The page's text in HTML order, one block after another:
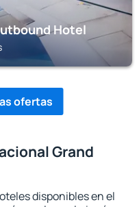
Hotel
ofertas
Grand
disponibles en el